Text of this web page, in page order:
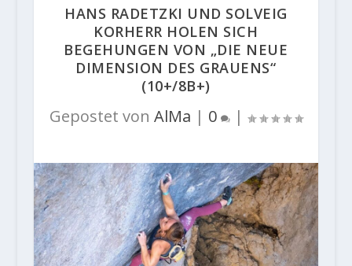
HANS RADETZKI UND SOLVEIG
KORHERR HOLEN SICH
BEGEHUNGEN VON „DIE NEUE
DIMENSION DES GRAUENS“
(10+/8B+)
Gepostet von AlMa | 0 |